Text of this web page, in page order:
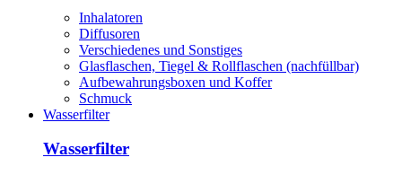
Inhalatoren
Diffusoren
Verschiedenes und Sonstiges
Glasflaschen, Tiegel & Rollflaschen (nachfüllbar)
Aufbewahrungsboxen und Koffer
Schmuck
Wasserfilter
Wasserfilter